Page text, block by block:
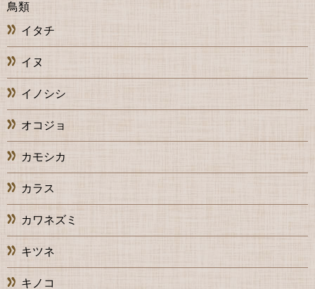
鳥類
イタチ
イヌ
イノシシ
オコジョ
カモシカ
カラス
カワネズミ
キツネ
キノコ